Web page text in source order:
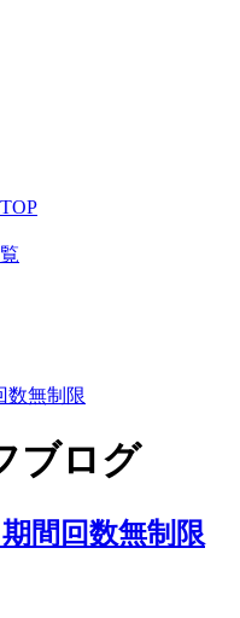
数無制限
ブログ
間回数無制限